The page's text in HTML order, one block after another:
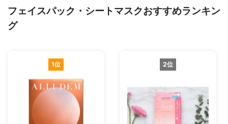
フェイスパック・シートマスクおすすめランキン
グ
1位 2位